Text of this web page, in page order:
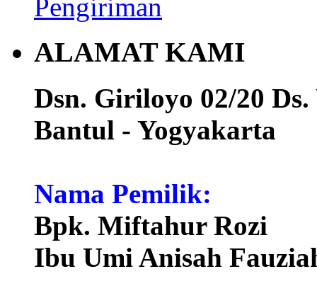
ALAMAT KAMI
Dsn. Giriloyo 02/20
Bantul - Yogyakarta
Nama Pemilik:
Bpk. Miftahur Rozi
Ibu Umi Anisah